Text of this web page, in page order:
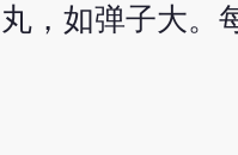
，如弹子大。